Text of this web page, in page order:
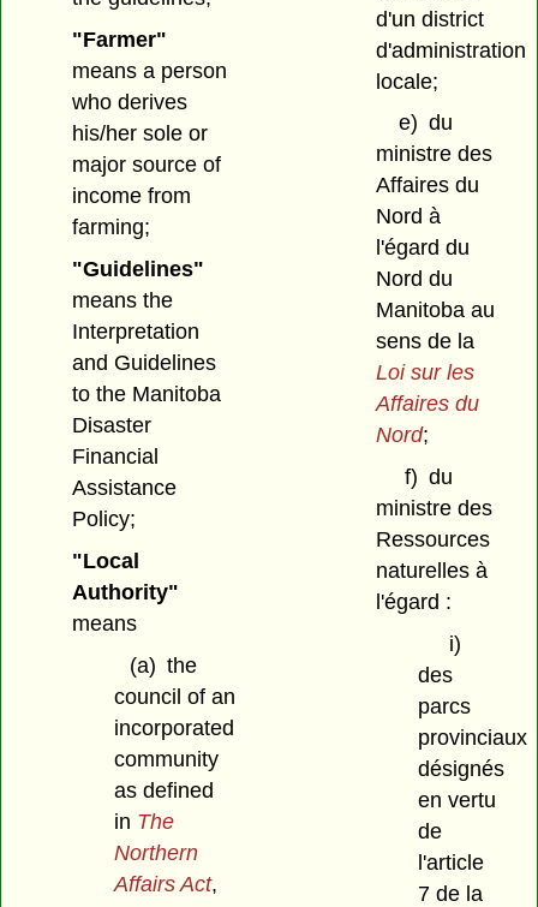
"Farmer"
means a person
who derives
his/her sole or
major source of
income from
farming;
"Guidelines"
means the
Interpretation
and Guidelines
to the Manitoba
Disaster
Financial
Assistance
Policy;
"Local
Authority"
means
(a) the
council of an
incorporated
community
as defined
in The
Northern
Affairs Act,
d'un district
d'administration
locale;
e) du
ministre des
Affaires du
Nord à
l'égard du
Nord du
Manitoba au
sens de la
Loi sur les
Affaires du
Nord;
f) du
ministre des
Ressources
naturelles à
l'égard :
i)
des
parcs
provinciaux
désignés
en vertu
de
l'article
7 de la